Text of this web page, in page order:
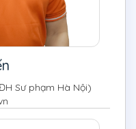
Sư phạm Hà Nội)